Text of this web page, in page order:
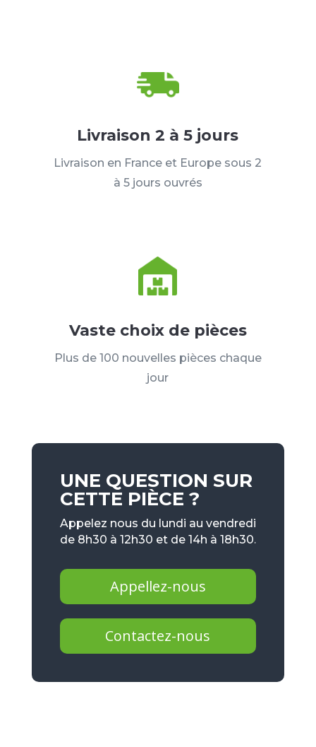
Livraison 2 à 5 jours
Livraison en France et Europe sous 2
à 5 jours ouvrés
Vaste choix de pièces
Plus de 100 nouvelles pièces chaque
jour
UNE QUESTION SUR
CETTE PIÈCE ?
Appelez nous du lundi au vendredi
de 8h30 à 12h30 et de 14h à 18h30.
Appellez-nous
Contactez-nous